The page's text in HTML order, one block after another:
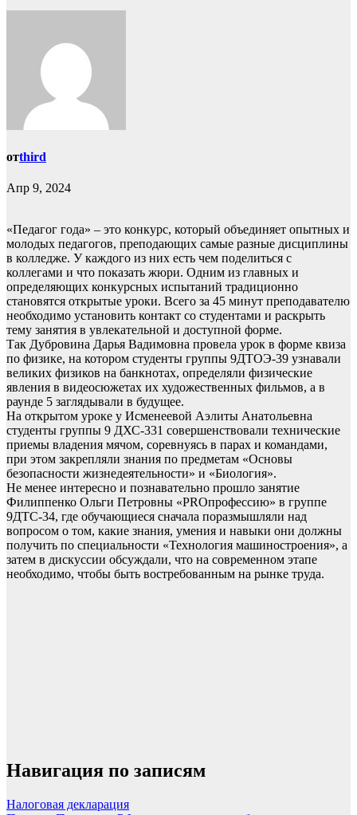
отthird
Апр 9, 2024
«Педагог года» – это конкурс, который объединяет опытных и
молодых педагогов, преподающих самые разные дисциплины
в колледже. У каждого из них есть чем поделиться с
коллегами и что показать жюри. Одним из главных и
определяющих конкурсных испытаний традиционно
становятся открытые уроки. Всего за 45 минут преподавателю
необходимо установить контакт со студентами и раскрыть
тему занятия в увлекательной и доступной форме.
Так Дубровина Дарья Вадимовна провела урок в форме квиза
по физике, на котором студенты группы 9ДТОЭ-39 узнавали
великих физиков на банкнотах, определяли физические
явления в видеосюжетах их художественных фильмов, а в
раунде 5 заглядывали в будущее.
На открытом уроке у Исменеевой Аэлиты Анатольевна
студенты группы 9 ДХС-331 совершенствовали технические
приемы владения мячом, соревнуясь в парах и командами,
при этом закрепляли знания по предметам «Основы
безопасности жизнедеятельности» и «Биология».
Не менее интересно и познавательно прошло занятие
Филиппенко Ольги Петровны «PROпрофессию» в группе
9ДТС-34, где обучающиеся сначала поразмышляли над
вопросом о том, какие знания, умения и навыки они должны
получить по специальности «Технология машиностроения», а
затем в дискуссии обсуждали, что на современном этапе
необходимо, чтобы быть востребованным на рынке труда.
Навигация по записям
Налоговая декларация